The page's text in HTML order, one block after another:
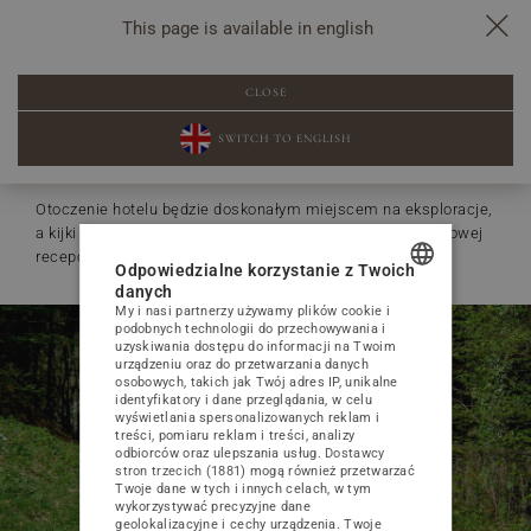
Niewiele potrzeba by za­cząć przy­go­dę w tą nie­zwy­kłą ak­tyw­no­
ścią. Można ją upra­wiać w za­sa­dzie wszę­dzie i w każ­dym
wieku. Re­gu­lar­ne mar­sze z kij­ka­mi po­ma­ga­ją schud­nąć, po­pra­
wia­ją kon­dy­cję, od­cią­ża­ją krę­go­słup i stawy.
Otoczenie hotelu będzie doskonałym miejscem na eksploracje,
a kijki o regulowanej długości można wypożyczyć w hotelowej
recepcji.
This page is available in english
CLOSE
SWITCH TO ENGLISH
POLISH
ENGLISH
GERMAN
Odpowiedzialne korzystanie z Twoich
danych
My i nasi partnerzy używamy plików cookie i
podobnych technologii do przechowywania i
uzyskiwania dostępu do informacji na Twoim
urządzeniu oraz do przetwarzania danych
osobowych, takich jak Twój adres IP, unikalne
identyfikatory i dane przeglądania, w celu
wyświetlania spersonalizowanych reklam i
treści, pomiaru reklam i treści, analizy
odbiorców oraz ulepszania usług. Dostawcy
stron trzecich (1881) mogą również przetwarzać
Twoje dane w tych i innych celach, w tym
wykorzystywać precyzyjne dane
geolokalizacyjne i cechy urządzenia. Twoje